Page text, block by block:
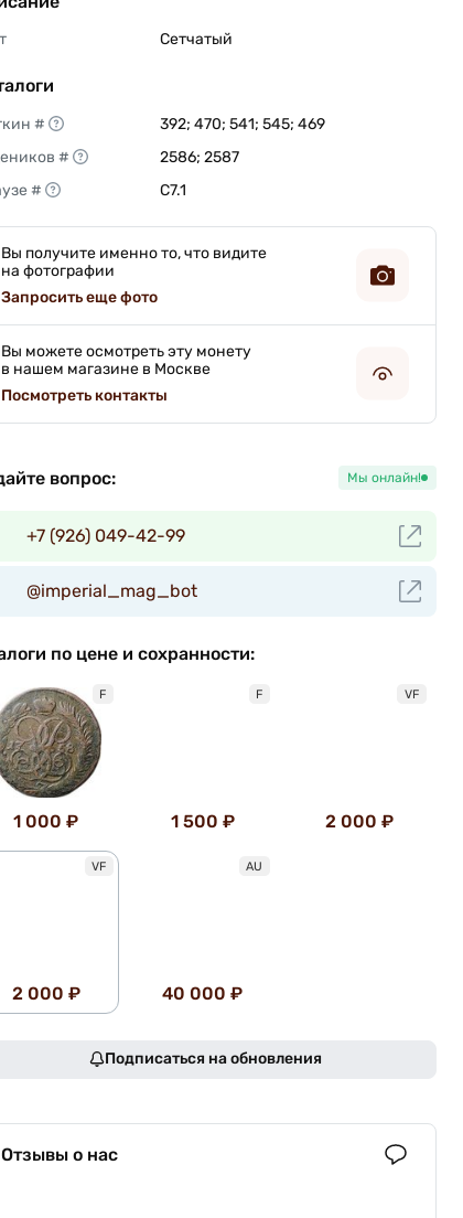
Сетчатый
#
392; 470; 541; 545; 469
#
2586; 2587
#
C7.1
Вы получите именно то, что видите
на фотографии
Запросить еще фото
Вы можете осмотреть эту монету
в нашем магазине в Москве
Посмотреть контакты
вопрос: Мы онлайн!
+7 (926) 049-42-99
@imperial_mag_bot
по цене и сохранности:
F
1 000 ₽
F
1 500 ₽
VF
2 000 ₽
VF
2 000 ₽
AU
40 000 ₽
Подписаться на обновления
Отзывы о нас